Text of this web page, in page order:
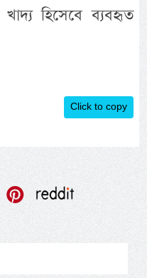
খাদ্য হিসেবে ব্যবহৃত
Click to copy